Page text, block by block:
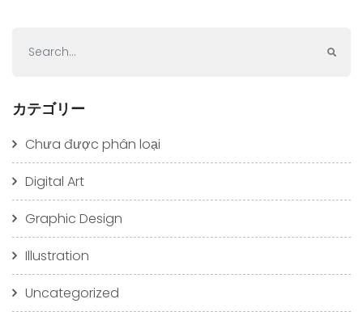
カテゴリー
Chưa được phân loại
Digital Art
Graphic Design
Illustration
Uncategorized